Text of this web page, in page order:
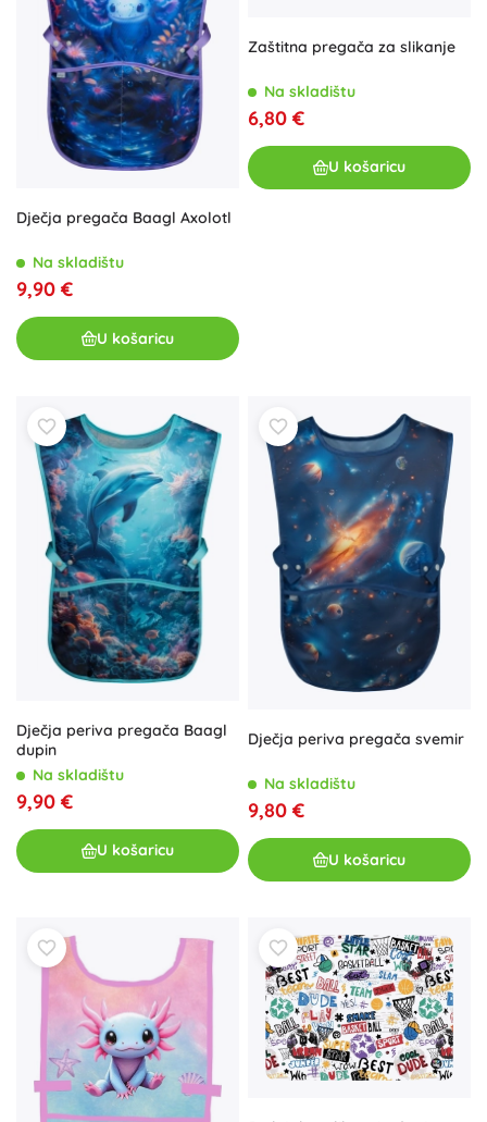
Dječja pregača Baagl Axolotl
Na skladištu
9,90 €
U košaricu
Zaštitna pregača za slikanje
Na skladištu
6,80 €
U košaricu
Dječja periva pregača Baagl
dupin
Na skladištu
9,90 €
U košaricu
Dječja periva pregača svemir
Na skladištu
9,80 €
U košaricu